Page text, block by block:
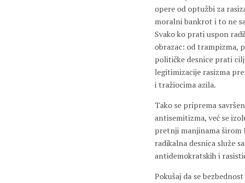
opere od optužbi za
moralni bankrot i to ne
Svako ko prati uspon
obrazac: od trampizma,
političke desnice prati
legitimizacije rasizma
i tražiocima azila.
Tako se priprema
antisemitizma, već se
pretnji manjinama širom
radikalna desnica služe
antidemokratskih i
Pokušaj da se